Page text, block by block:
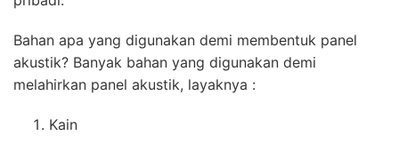
Bahan apa yang digunakan demi membentuk panel
akustik? Banyak bahan yang digunakan demi
melahirkan panel akustik, layaknya :
Kain